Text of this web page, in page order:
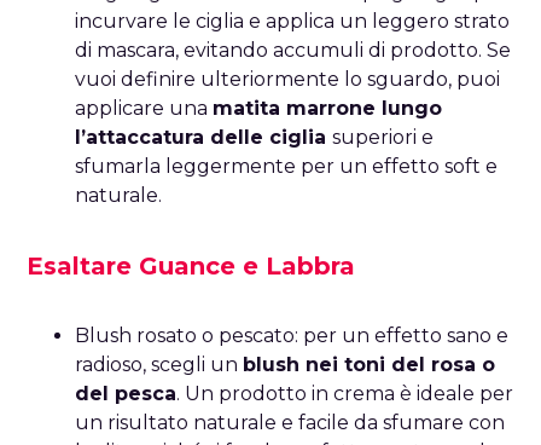
incurvare le ciglia e applica un leggero strato
di mascara, evitando accumuli di prodotto. Se
vuoi definire ulteriormente lo sguardo, puoi
applicare una matita marrone lungo
l’attaccatura delle cigliasuperiori e
sfumarla leggermente per un effetto soft e
naturale.
Esaltare Guance e Labbra
Blush rosato o pescato: per un effetto sano e
radioso, scegli un blush nei toni del rosa o
del pesca. Un prodotto in crema è ideale per
un risultato naturale e facile da sfumare con